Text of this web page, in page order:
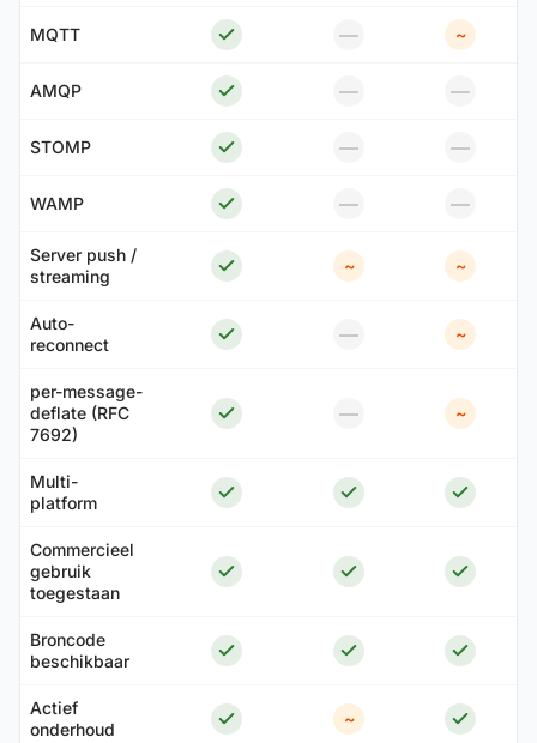
MQTT — ~
AMQP — —
STOMP — —
WAMP — —
Server push /
streaming
~ ~
Auto-
reconnect
— ~
per-message-
deflate (RFC
7692)
— ~
Multi-
platform
Commercieel
gebruik
toegestaan
Broncode
beschikbaar
Actief
onderhoud
~